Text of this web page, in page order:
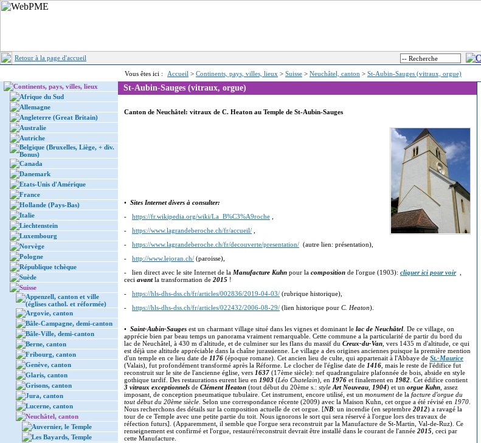
Retour à la page d'accueil
Vous êtes ici : Accueil > Continents, pays, villes, lieux > Suisse > Neuchâtel, canton > St-Aubin-Sauges (vitraux, orgue)
Continents, pays, villes, lieux
Afrique du Sud
Allemagne
Angleterre (Great Britain)
Australie
Autriche
Belgique (Bruxelles, Liège, + div.
Bonus)
Canada
Danemark
Etats-Unis d'Amérique
France
Hollande (Pays-Bas)
Italie
Liechtenstein
Luxembourg
Norvège
Pologne
République tchèque
Suède
Suisse
Appenzell, canton et ville
(églises cathol. et réformée)
Argovie, canton
Bâle-Campagne, demi-canton
Bâle-Ville, demi-canton
Berne, canton
Fribourg, canton
Genève, canton
Glaris, canton
Grisons, canton
Jura, canton
Lucerne, canton
Neuchâtel, canton
Auvernier, le Temple
Les Bayards, Temple
St-Aubin-Sauges (vitraux, orgue)
Canton de Neuchâtel: vitraux de C. Heaton au Temple de St-Aubin-Sauges
• Sites Internet divers à consulter:
- https://fr.wikipedia.org/wiki/La_B%C3%A9roche
- https://www.lagrandeberoche.ch/fr/accueil/
- https://www.lagrandeberoche.ch/fr/decouverte/presentation/ (autre lien: présentation),
- http://www.lejoran.ch/ (paroisse),
- lien direct avec le site Internet de la Manufacture Kuhn pour la composition de l'orgue (1903): cliquer ici pour voir
ceci avantla transformation de 2015 !
- https://hls-dhs-dss.ch/fr/articles/002836/2019-04-03/ (rubrique historique),
- https://hls-dhs-dss.ch/fr/articles/022432/2006-08-29/ (lien historique pour C. Heaton).
• Saint-Aubin-Sauges est un charmant village situé dans les vignes et dominant le lac de Neuchâtel . De ce village, on
apprécie bien par beau temps un panorama vraiment remarquable. Cette commune a la particularité de partir du bord du
lac de Neuchâtel, à 430 m d'altitude, et de culminer sur les flans du massif du Creux-du-Van , vers 1435 m d'altitude, ce qui
est déjà une altitude appréciable dans la chaîne jurassienne. Le village a des origines anciennes puisque la première mention
d'un temple en ce lieu date de 1176 (époque romane). Cet ancien lieu de culte, qui appartenait à l'Abbaye de St.-Maurice
(Valais), fut profondément transformé après la Réforme. Le clocher de l'église date de 1416 , mais le reste de l'édifice fut
reconstruit sur le site de l'ancienne église, vers 1637 (17ème siècle): nef quadrangulaire plafonnée de bois, abside en style
gothique tardif. Des restaurations eurent lieu en 1903 (Léo Chatelain), en 1976 et finalement en 1982 . Cet édifice contient
3 vitraux exceptionnels de Clément Heaton (tout début du 20ème s.: style Art Nouveau 1904) et un orgue Kuhn , assez
imposant, de conception pneumatique tubulaire. Cet instrument, encore utilisé, est un monumentde la facture d'orgue du
tout début du 20ème siècle . Selon une correspondance récente (2009) avec la Maison Kuhn, cet orgue a été révisé en 1970
Nous recherchons des détails sur la composition actuelle de cet orgue. [NB: un incendie (en septembre 2012) a ravagé la
tour de ce Temple avec une petite partie du toit. Nous ignorons le sort qui sera réservé à l'orgue lors des travaux de
réfection futurs]. (Apparemment, il semble que l'orgue sera reconstruit par la Manufacture de St-Martin, Val-de-Ruz). Ce
renseignement est confirmé et l'orgue, restauré/reconstruit devrait être installé dans le courant de l'année 2015 , ceci par
cette Manufacture.